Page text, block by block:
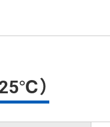
）